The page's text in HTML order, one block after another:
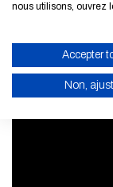
nous utilisons, ouvrez
Accepter
Non,